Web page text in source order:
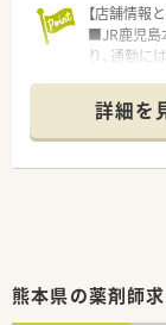
【店舗情報
■JR鹿児島
り、通勤に
1日に70枚
■近隣には
買い物や休
す。
【募集背
■さらなる
■経験の有
詳細を
熊本県の薬剤師